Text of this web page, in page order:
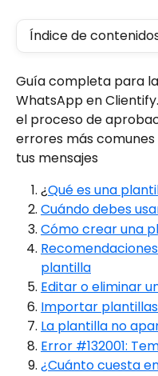
Índice de
Guía completa para
WhatsApp en
el proceso de
errores más
tus mensajes
¿Qué es una
Cuándo debes
Cómo crear una
plantilla
Editar o eliminar
Importar
La plantilla no
Error #132001:
¿Cuánto cuesta